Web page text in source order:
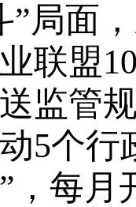
”局面
联盟
监管
5个行
，每月